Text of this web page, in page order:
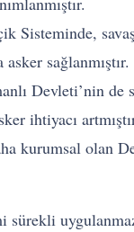
Sisteminde,
asker
Devleti’nin de
ihtiyacı
kurumsal olan
sürekli